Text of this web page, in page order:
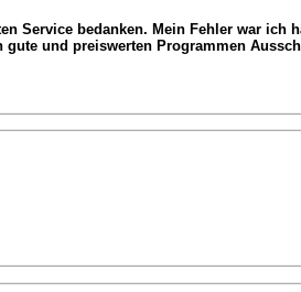
Service bedanken. Mein Fehler war
und preiswerten Programmen